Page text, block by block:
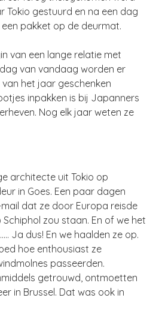
Tokio gestuurd en na een dag
een pakket op de deurmat.
van een lange relatie met
van vandaag worden er
het jaar geschenken
inpakken is bij Japanners
Nog elk jaar weten ze
architecte uit Tokio op
in Goes. Een paar dagen
dat ze door Europa reisde
zou staan. En of we het
Ja dus! En we haalden ze op.
hoe enthousiast ze
passeerden.
getrouwd, ontmoetten
in Brussel. Dat was ook in